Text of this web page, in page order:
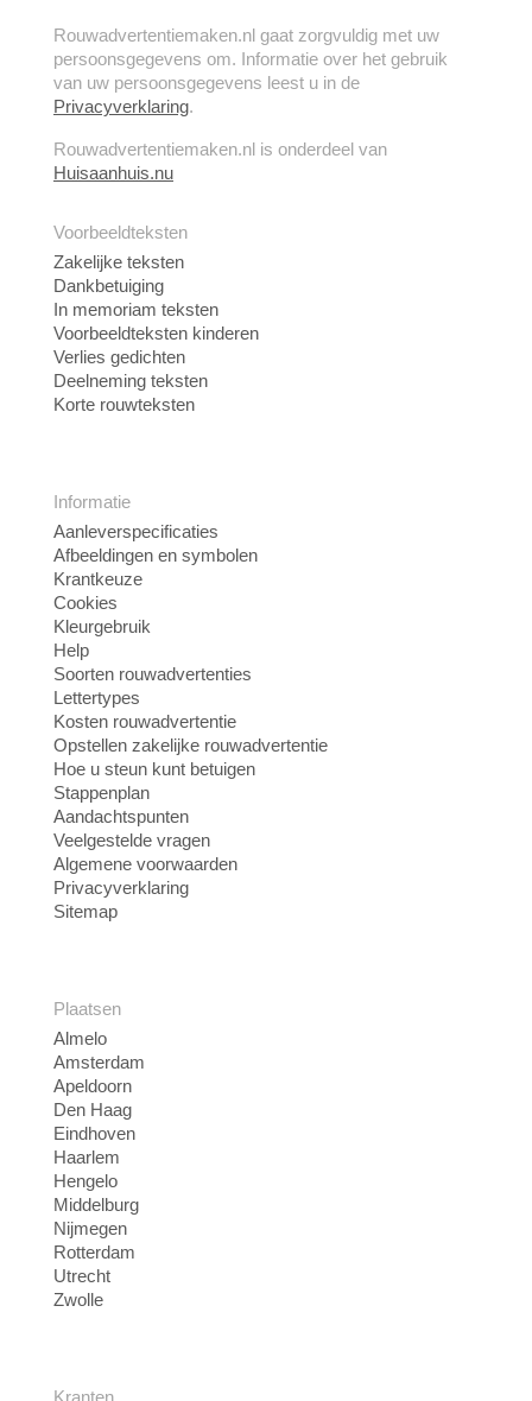
Rouwadvertentiemaken.nl gaat zorgvuldig met uw
persoonsgegevens om. Informatie over het gebruik
van uw persoonsgegevens leest u in de
Privacyverklaring.
Rouwadvertentiemaken.nl is onderdeel van
Huisaanhuis.nu
Voorbeeldteksten
Zakelijke teksten
Dankbetuiging
In memoriam teksten
Voorbeeldteksten kinderen
Verlies gedichten
Deelneming teksten
Korte rouwteksten
Informatie
Aanleverspecificaties
Afbeeldingen en symbolen
Krantkeuze
Cookies
Kleurgebruik
Help
Soorten rouwadvertenties
Lettertypes
Kosten rouwadvertentie
Opstellen zakelijke rouwadvertentie
Hoe u steun kunt betuigen
Stappenplan
Aandachtspunten
Veelgestelde vragen
Algemene voorwaarden
Privacyverklaring
Sitemap
Plaatsen
Almelo
Amsterdam
Apeldoorn
Den Haag
Eindhoven
Haarlem
Hengelo
Middelburg
Nijmegen
Rotterdam
Utrecht
Zwolle